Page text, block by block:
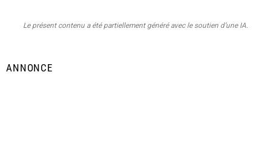
Le présent contenu a été partiellement généré avec le soutien d’une IA.
ANNONCE